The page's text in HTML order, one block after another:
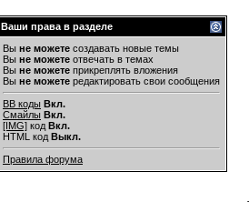
Ваши права в разделе
Вы не можете создавать новые темы
Вы не можете отвечать в темах
Вы не можете прикреплять вложения
Вы не можете редактировать свои сообщения
BB коды Вкл.
Смайлы Вкл.
[IMG] код Вкл.
HTML код Выкл.
Правила форума